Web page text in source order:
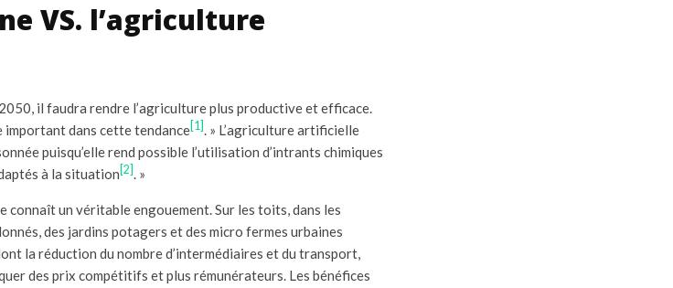
VS. l’agriculture
il faudra rendre l’agriculture plus productive et efficace.
dans cette tendance [1] . » L’agriculture artificielle
puisqu’elle rend possible l’utilisation d’intrants chimiques
à la situation [2] . »
connaît un véritable engouement. Sur les toits, dans les
des jardins potagers et des micro fermes urbaines
la réduction du nombre d’intermédiaires et du transport,
des prix compétitifs et plus rémunérateurs. Les bénéfices